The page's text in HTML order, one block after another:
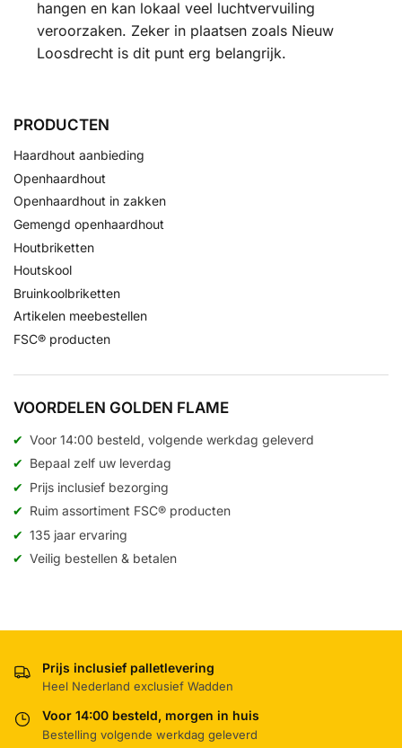
hangen en kan lokaal veel luchtvervuiling
veroorzaken. Zeker in plaatsen zoals Nieuw
Loosdrecht is dit punt erg belangrijk.
PRODUCTEN
Haardhout aanbieding
Openhaardhout
Openhaardhout in zakken
Gemengd openhaardhout
Houtbriketten
Houtskool
Bruinkoolbriketten
Artikelen meebestellen
FSC® producten
VOORDELEN GOLDEN FLAME
Voor 14:00 besteld, volgende werkdag geleverd
Bepaal zelf uw leverdag
Prijs inclusief bezorging
Ruim assortiment FSC® producten
135 jaar ervaring
Veilig bestellen & betalen
Prijs inclusief palletlevering
Heel Nederland exclusief Wadden
Voor 14:00 besteld, morgen in huis
Bestelling volgende werkdag geleverd